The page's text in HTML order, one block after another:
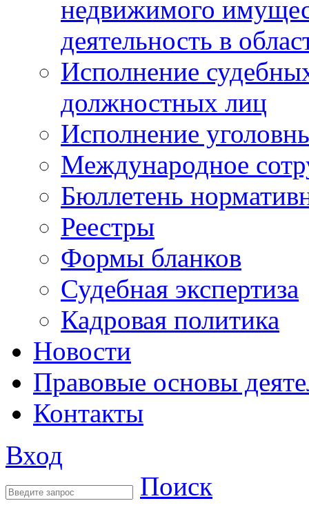
недвижимого
деятельность в
Исполнение
должностных лиц
Исполнение
Международное
Бюллетень
Реестры
Формы бланков
Судебная экспертиза
Кадровая политика
Новости
Правовые основы
Контакты
Вход
Поиск